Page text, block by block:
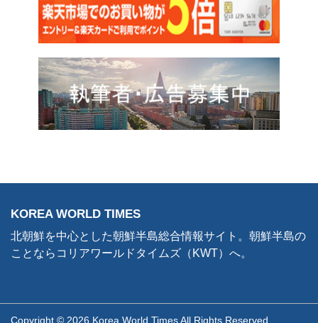
KOREA WORLD TIMES
北朝鮮を中心とした朝鮮半島総合情報サイト。朝鮮半島の
ことならコリアワールドタイムズ（KWT）へ。
Copyright © 2026 Korea World Times All Rights Reserved